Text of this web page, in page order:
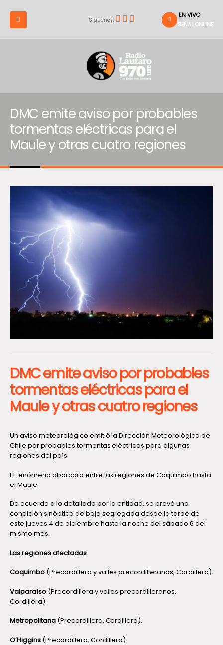
Síguenos:
EN VIVO
SEÑAL ONLINE
DMC emite aviso por probables
tormentas eléctricas para el
Maule y otras cuatro regiones
DMC emite aviso por probables
tormentas eléctricas para el
Maule y otras cuatro regiones
Un aviso meteorológico emitió la Dirección Meteorológica de
Chile por probables tormentas eléctricas para algunas
regiones del país
El fenómeno abarcará entre las regiones de Coquimbo hasta
el Maule
De acuerdo a lo detallado por la entidad, se prevé una
condición sinóptica de baja segregada desde la tarde de
este jueves 4 de diciembre hasta la noche del sábado 6 del
mismo mes.
Las regiones afectadas
Coquimbo (Precordillera y valles precordilleranos, Cordillera).
Valparaíso (Precordillera y valles precordilleranos,
Cordillera).
Metropolitana (Precordillera, Cordillera).
O’Higgins (Precordillera, Cordillera).